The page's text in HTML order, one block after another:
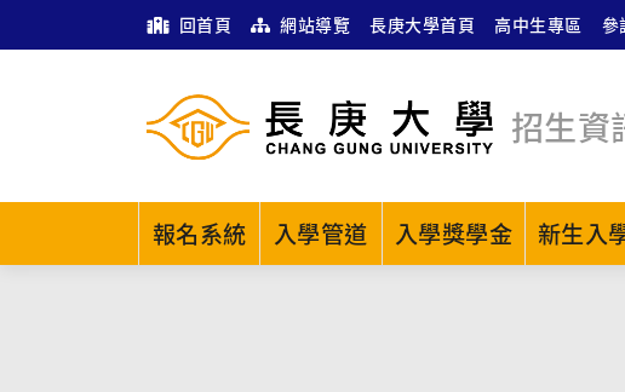
回首頁 網站導覽 長庚大學首頁 高中生專區 參
招生資
報名系統 入學管道 入學獎學金 新生入